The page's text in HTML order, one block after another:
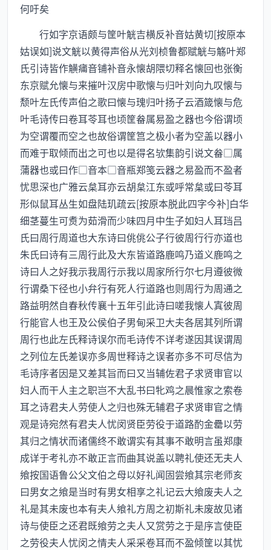
何吁矣
行如字京语颇与筐叶觥吉横反补音姑黄切[按原本
姑误如]说文觥以黄得声俗从光刘桢鲁都赋觥与觞叶郑
氏引诗皆作觵痡音铺补音永懐胡隈切释名懐回也张衡
东京赋允懐与来摧叶汉房中歌懐与归叶刘向九叹懐与
颓叶左氏传声伯之歌曰懐与瑰归叶扬子云酒箴懐与危
叶毛诗传曰卷耳苓耳也顷筐畚属易盈之器也今俗谓顷
为空谓覆而空之也故俗谓筐筥之极小者为空盖以器小
而难于取倾而出之可也以是得名欤集韵引说文畚□属
蒲器也或曰作□音本□音瓶郑笺云器之易盈而不盈者
忧思深也广雅云枲耳亦云胡枲江东或呼常枲或曰苓耳
形似鼠耳丛生如盘陆玑疏云[按原本脱此四字今补]白华
细茎蔓生可煑为茹滑而少味四月中生子如妇人耳珰吕
氏曰周行周道也大东诗曰佻佻公子行彼周行行亦道也
朱氏曰诗有三周行此及大东皆道路鹿鸣乃道义鹿鸣之
诗曰人之好我示我周行示我以周家所行尔七月遵彼微
行谓桑下径也小弁行有死人行道路也则周行为周通之
路益明然自春秋传襄十五年引此诗曰嗟我懐人寘彼周
行能官人也王及公侯伯子男甸采卫大夫各居其列所谓
周行也此左氏释诗误尔而毛诗传不详考遂因其误谓周
之列位左氏差误亦多周世释诗之误者亦多不可尽信为
毛诗序者因是又差其旨而曰又当辅佐君子求贤审官以
妇人而干人主之职岂不大乱书曰牝鸡之晨惟家之索卷
耳之诗君夫人劳使人之归也殊无辅君子求贤审官之情
观是诗宛然有君夫人忧闵贤臣劳役于道路酌金罍以劳
其归之情状而诸儒终不敢谓实有其事不敢明言虽郑康
成详于考礼亦不敢正言而曲其说盖以聘礼使还无夫人
飨按国语鲁公父文伯之母以好礼闻固尝飨其宗老师亥
曰男女之飨是当时有男女相享之礼记云大飨废夫人之
礼是其未废也本有夫人飨礼方周之初斯礼未废故见诸
诗与使臣之还君既飨劳之夫人又赏劳之于是序言使臣
之劳役夫人忧闵之情夫人采采卷耳而不盈倾筐以其忧